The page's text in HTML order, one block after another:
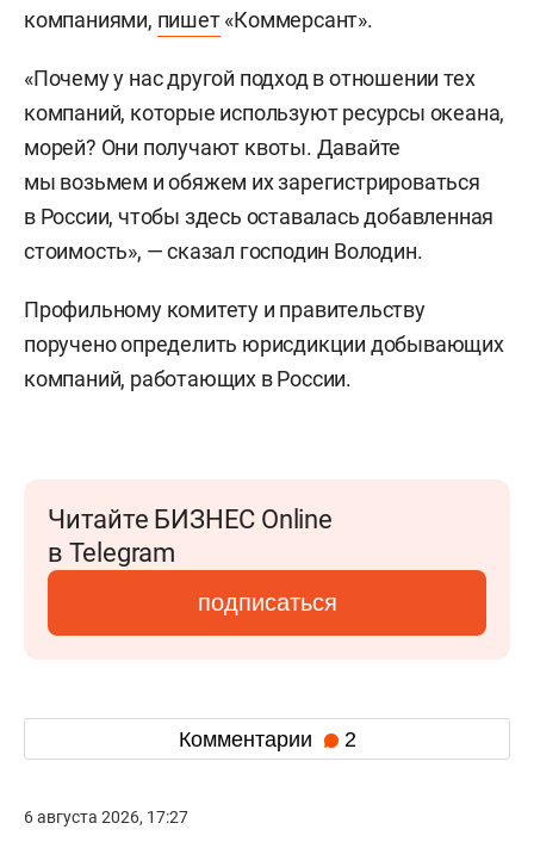
компаниями, пишет«Коммерсант».
«Почему у нас другой подход в отношении тех
компаний, которые используют ресурсы океана,
морей? Они получают квоты. Давайте
мы возьмем и обяжем их зарегистрироваться
в России, чтобы здесь оставалась добавленная
стоимость», — сказал господин Володин.
Профильному комитету и правительству
поручено определить юрисдикции добывающих
компаний, работающих в России.
Читайте БИЗНЕС Online
в Telegram
подписаться
Комментарии 2
6 августа 2026, 17:27